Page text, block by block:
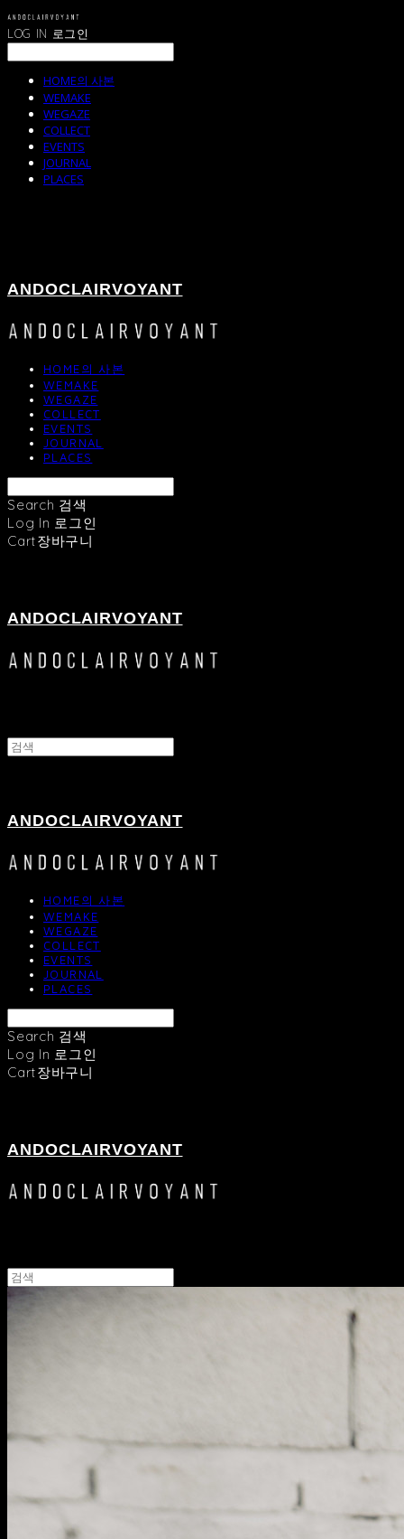
LOG IN 로그인
HOME의 사본
WEMAKE
WEGAZE
COLLECT
EVENTS
JOURNAL
PLACES
ANDOCLAIRVOYANT
HOME의 사본
WEMAKE
WEGAZE
COLLECT
EVENTS
JOURNAL
PLACES
Search 검색
Log In 로그인
Cart장바구니
ANDOCLAIRVOYANT
ANDOCLAIRVOYANT
HOME의 사본
WEMAKE
WEGAZE
COLLECT
EVENTS
JOURNAL
PLACES
Search 검색
Log In 로그인
Cart장바구니
ANDOCLAIRVOYANT